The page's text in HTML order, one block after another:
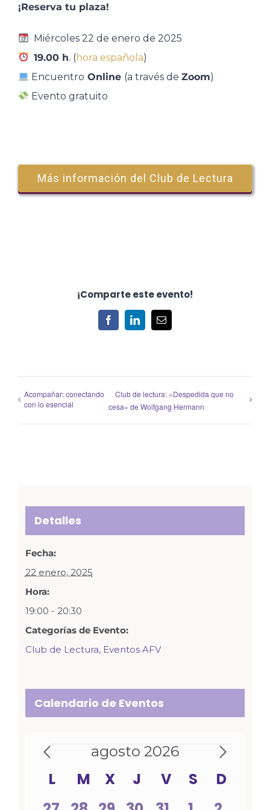
¡Reserva tu plaza!
Miércoles 22 de enero de 2025
19.00 h. (hora española)
Encuentro Online (a través deZoom)
Evento gratuito
Más información del Club de Lectura
¡Comparte este evento!
FacebookLinkedInCorreo
electrónico
Acompañar: conectando
con lo esencial
Club de lectura: «Despedida que no
cesa» de Wolfgang Hermann
Detalles
Fecha:
22 enero, 2025
Hora:
19:00 - 20:30
Categorías de Evento:
Club de Lectura, Eventos AFV
Calendario de Eventos
Eventosagosto 2026
Calendario
de
L LUNES
M MARTES
X MIÉRCOLES
J JUEVES
VVIERNES
S SÁBADO
D